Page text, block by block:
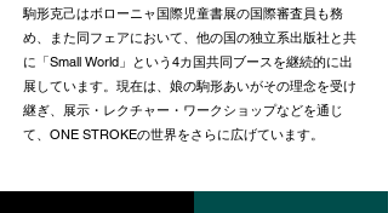
駒形克己はボローニャ国際児童書展の国際審査員も務
め、また同フェアにおいて、他の国の独立系出版社と共
に「Small World」という4カ国共同ブースを継続的に出
展しています。現在は、娘の駒形あいがその理念を受け
継ぎ、展示・レクチャー・ワークショップなどを通じ
て、ONE STROKEの世界をさらに広げています。